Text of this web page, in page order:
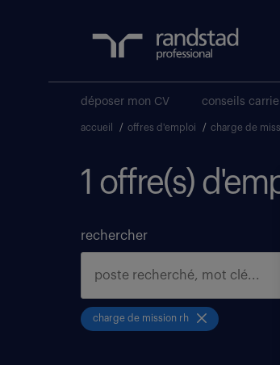
déposer mon CV conseils
accueil / offres d'emploi / charge de
1 offre(s)
rechercher
charge de mission rh